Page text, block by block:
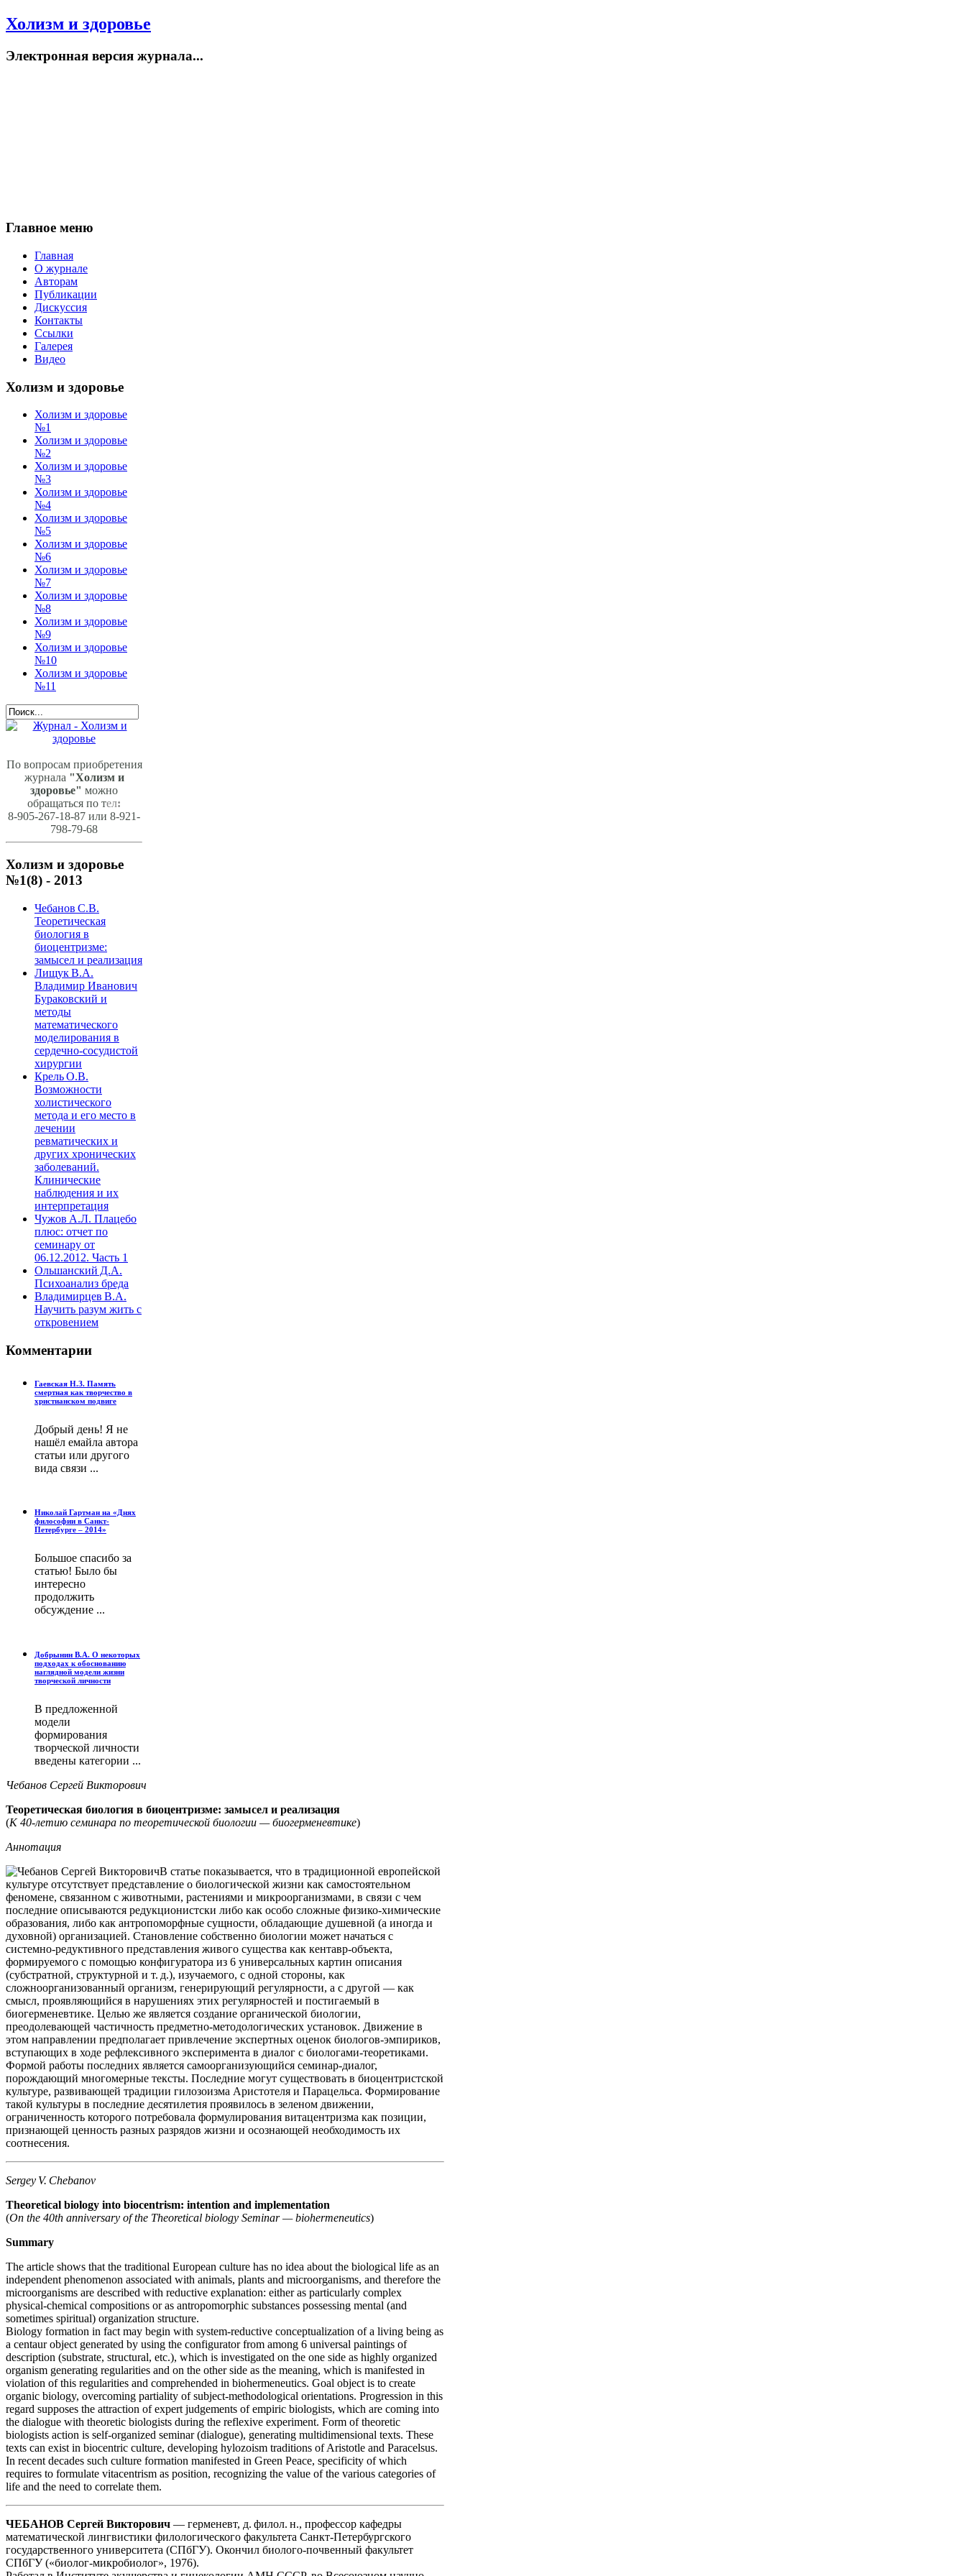
Холизм и здоровье
Электронная версия журнала...
Главное меню
Главная
О журнале
Авторам
Публикации
Дискуссия
Контакты
Ссылки
Галерея
Видео
Холизм и здоровье
Холизм и здоровье
№1
Холизм и здоровье
№2
Холизм и здоровье
№3
Холизм и здоровье
№4
Холизм и здоровье
№5
Холизм и здоровье
№6
Холизм и здоровье
№7
Холизм и здоровье
№8
Холизм и здоровье
№9
Холизм и здоровье
№10
Холизм и здоровье
№11
По вопросам приобретения
журнала "Холизм и
здоровье" можно
обращаться по тел:
8-905-267-18-87 или 8-921-
798-79-68
Холизм и здоровье
№1(8) - 2013
Чебанов С.В.
Теоретическая
биология в
биоцентризме:
замысел и реализация
Лищук В.А.
Владимир Иванович
Бураковский и
методы
математического
моделирования в
сердечно-сосудистой
хирургии
Крель О.В.
Возможности
холистического
метода и его место в
лечении
ревматических и
других хронических
заболеваний.
Клинические
наблюдения и их
интерпретация
Чужов А.Л. Плацебо
плюс: отчет по
семинару от
06.12.2012. Часть 1
Ольшанский Д.А.
Психоанализ бреда
Владимирцев В.А.
Научить разум жить с
откровением
Комментарии
Гаевская Н.З. Память
смертная как творчество в
христианском подвиге
Добрый день! Я не
нашёл емайла автора
статьи или другого
вида связи ...
Николай Гартман на «Днях
философии в Санкт-
Петербурге – 2014»
Большое спасибо за
статью! Было бы
интересно
продолжить
обсуждение ...
Добрынин В.А. О некоторых
подходах к обоснованию
наглядной модели жизни
творческой личности
В предложенной
модели
формирования
творческой личности
введены категории ...
Чебанов Сергей Викторович
Теоретическая биология в биоцентризме: замысел и реализация
(К 40-летию семинара по теоретической биологии — биогерменевтике)
Аннотация
В статье показывается, что в традиционной европейской
культуре отсутствует представление о биологической жизни как самостоятельном
феномене, связанном с животными, растениями и микроорганизмами, в связи с чем
последние описываются редукционистски либо как особо сложные физико-химические
образования, либо как антропоморфные сущности, обладающие душевной (а иногда и
духовной) организацией. Становление собственно биологии может начаться с
системно-редуктивного представления живого существа как кентавр-объекта,
формируемого с помощью конфигуратора из 6 универсальных картин описания
(субстратной, структурной и т. д.), изучаемого, с одной стороны, как
сложноорганизованный организм, генерирующий регулярности, а с другой — как
смысл, проявляющийся в нарушениях этих регулярностей и постигаемый в
биогерменевтике. Целью же является создание органической биологии,
преодолевающей частичность предметно-методологических установок. Движение в
этом направлении предполагает привлечение экспертных оценок биологов-эмпириков,
вступающих в ходе рефлексивного эксперимента в диалог с биологами-теоретиками.
Формой работы последних является самоорганизующийся семинар-диалог,
порождающий многомерные тексты. Последние могут существовать в биоцентристской
культуре, развивающей традиции гилозоизма Аристотеля и Парацельса. Формирование
такой культуры в последние десятилетия проявилось в зеленом движении,
ограниченность которого потребовала формулирования витацентризма как позиции,
признающей ценность разных разрядов жизни и осознающей необходимость их
соотнесения.
Sergey V. Chebanov
Theoretical biology into biocentrism: intention and implementation
(On the 40th anniversary of the Theoretical biology Seminar — biohermeneutics)
Summary
The article shows that the traditional European culture has no idea about the biological life as an
independent phenomenon associated with animals, plants and microorganisms, and therefore the
microorganisms are described with reductive explanation: either as particularly complex
physical-chemical compositions or as antropomorphic substances possessing mental (and
sometimes spiritual) organization structure.
Biology formation in fact may begin with system-reductive conceptualization of a living being as
a centaur object generated by using the configurator from among 6 universal paintings of
description (substrate, structural, etc.), which is investigated on the one side as highly organized
organism generating regularities and on the other side as the meaning, which is manifested in
violation of this regularities and comprehended in biohermeneutics. Goal object is to create
organic biology, overcoming partiality of subject-methodological orientations. Progression in this
regard supposes the attraction of expert judgements of empiric biologists, which are coming into
the dialogue with theoretic biologists during the reflexive experiment. Form of theoretic
biologists action is self-organized seminar (dialogue), generating multidimensional texts. These
texts can exist in biocentric culture, developing hylozoism traditions of Aristotle and Paracelsus.
In recent decades such culture formation manifested in Green Peace, specificity of which
requires to formulate vitacentrism as position, recognizing the value of the various categories of
life and the need to correlate them.
ЧЕБАНОВ Сергей Викторович — герменевт, д. филол. н., профессор кафедры
математической лингвистики филологического факультета Санкт-Петербургского
государственного университета (СПбГУ). Окончил биолого-почвенный факультет
СПбГУ («биолог-микробиолог», 1976).